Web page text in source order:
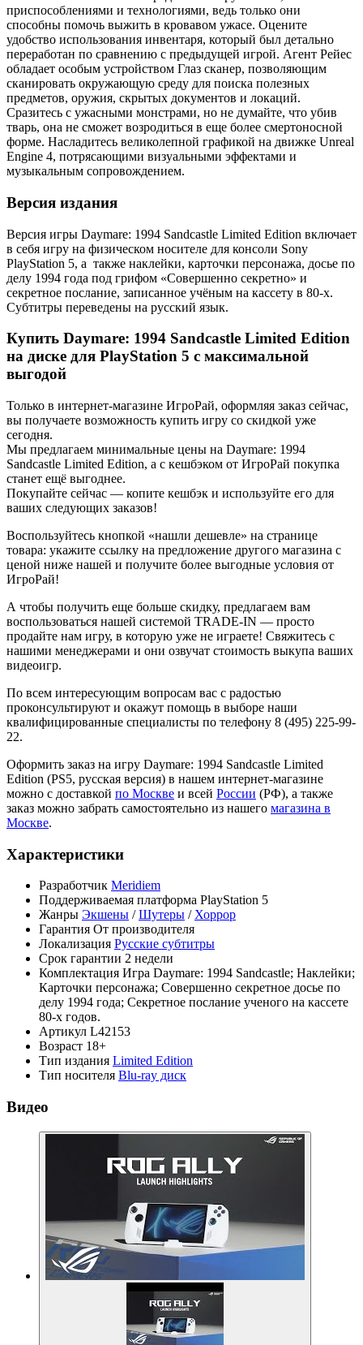
приспособлениями и технологиями, ведь только они
способны помочь выжить в кровавом ужасе. Оцените
удобство использования инвентаря, который был детально
переработан по сравнению с предыдущей игрой. Агент Рейес
обладает особым устройством Глаз сканер, позволяющим
сканировать окружающую среду для поиска полезных
предметов, оружия, скрытых документов и локаций.
Сразитесь с ужасными монстрами, но не думайте, что убив
тварь, она не сможет возродиться в еще более смертоносной
форме. Насладитесь великолепной графикой на движке Unreal
Engine 4, потрясающими визуальными эффектами и
музыкальным сопровождением.
Версия издания
Версия игры Daymare: 1994 Sandcastle Limited Edition включает
в себя игру на физическом носителе для консоли Sony
PlayStation 5, а также наклейки, карточки персонажа, досье по
делу 1994 года под грифом «Совершенно секретно» и
секретное послание, записанное учёным на кассету в 80-х.
Субтитры переведены на русский язык.
Купить Daymare: 1994 Sandcastle Limited Edition
на диске для PlayStation 5 с максимальной
выгодой
Только в интернет-магазине ИгроРай, оформляя заказ сейчас,
вы получаете возможность купить игру со скидкой уже
сегодня.
Мы предлагаем минимальные цены на Daymare: 1994
Sandcastle Limited Edition, а с кешбэком от ИгроРай покупка
станет ещё выгоднее.
Покупайте сейчас — копите кешбэк и используйте его для
ваших следующих заказов!
Воспользуйтесь кнопкой «нашли дешевле» на странице
товара: укажите ссылку на предложение другого магазина с
ценой ниже нашей и получите более выгодные условия от
ИгроРай!
А чтобы получить еще больше скидку, предлагаем вам
воспользоваться нашей системой TRADE-IN — просто
продайте нам игру, в которую уже не играете! Свяжитесь с
нашими менеджерами и они озвучат стоимость выкупа ваших
видеоигр.
По всем интересующим вопросам вас с радостью
проконсультируют и окажут помощь в выборе наши
квалифицированные специалисты по телефону 8 (495) 225-99-
22.
Оформить заказ на игру Daymare: 1994 Sandcastle Limited
Edition (PS5, русская версия) в нашем интернет-магазине
можно с доставкой по Москве и всей России (РФ), а также
заказ можно забрать самостоятельно из нашего магазина в
Москве.
Характеристики
Разработчик Meridiem
Поддерживаемая платформа PlayStation 5
Жанры Экшены /Шутеры /Хоррор
Гарантия От производителя
Локализация Русские субтитры
Срок гарантии 2 недели
Комплектация Игра Daymare: 1994 Sandcastle; Наклейки;
Карточки персонажа; Совершенно секретное досье по
делу 1994 года; Секретное послание ученого на кассете
80-х годов.
Артикул L42153
Возраст 18+
Тип издания Limited Edition
Тип носителя Blu-ray диск
Видео